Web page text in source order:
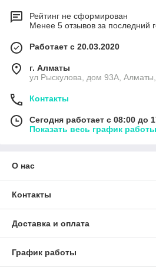
Рейтинг не сформирован
Менее 5 отзывов за последний
Работает с 20.03.2020
г. Алматы
ул Рыскулова, дом 93А, Алматы,
Контакты
Сегодня работает с 08:00 до
Показать весь график работы
О нас
Контакты
Доставка и оплата
График работы